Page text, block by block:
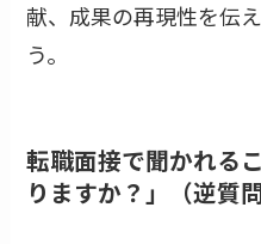
献、成果の再現性を伝
う。
転職面接で聞かれる
りますか？」（逆質問